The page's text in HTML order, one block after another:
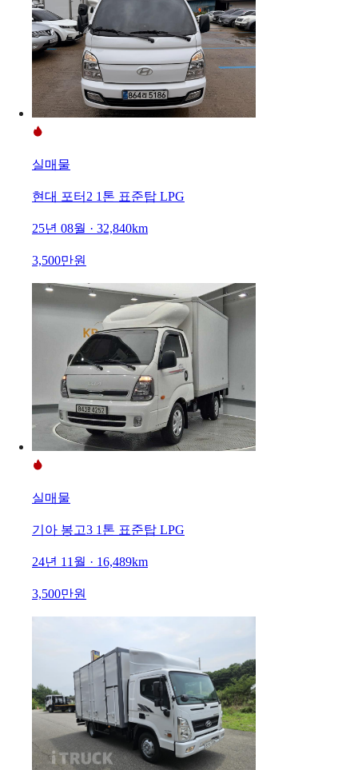
실매물
현대 포터2 1톤 표준탑 LPG
25년 08월 · 32,840km
3,500만원
실매물
기아 봉고3 1톤 표준탑 LPG
24년 11월 · 16,489km
3,500만원